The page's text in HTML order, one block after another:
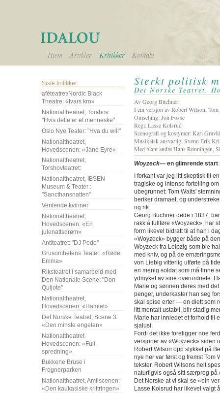
Hjem Artikler Kritikker Kontakt
Siste kritikker:
aféteatret/Nordic Black
Theatre: «Ivars kro»
Nationaltheatret, Torshov:
"Hvis dette er et menneske"
Oslo Nye Teater: "Hva du will"
Nationaltheatret,
Hovedscenen: «Jane Eyre»
Nationaltheatret,
Torshovteatret:
Nationaltheatret, IBSEN
Museum & Teater :
"Sancthansnatten"
Ventende kvinner
Nationaltheatret,
Hovedscenen: «En
julenattsdrøm»
Antiteatret: "DJ Pedo"
Grusomhetens Teater: «Røde
Emma»
Riksteatret i samarbeid med
Den Nationale Scene: "Don
Quijote"
Nationaltheatret,
Hovedscenen: «Hamlet»
Det Norske Teatret, Scene 3:
«Den minste engelen»
Nationaltheatret
Hovedscenen: «Full
spredning»
Bukkene Bruse i
Frognerparken
Nationaltheatret, Amfiscenen:
«Den kaukasiske krittringen»
Sterkt politisk
Det Norske Teatret,
Av Georg Büchner
I ein versjon av Robert Wilson,
Omsetjing: Jon Fosse
Regi: Lasse Kolsrud
Scenografi og kostymer: Kari
Musikalsk ansvarlig: Svenn Erik
Med blant andre Hans Rønningen,
Woyzeck― en glimrende start
I forkant var jeg litt skeptisk til
tragiske og intense fortelling
ubegrunnet: Tom Waits'
beriker dramaet, og
og rik.
Georg Büchner døde i 1837,
rakk å fullføre «Woyzeck», har
form likevel bidratt til at han i
«Woyzeck» bygger både på
Woyzeck fra Leipzig som ble
med kniv, og på de
von Liebig vitterlig utførte på
en menig soldat som må finne
ydmyket av sine overordnete.
Marie og sønnen deres med
penger, underkaster han seg
skal spise erter ― en diett som
litt mentalt ustabil, blir stadig
Marie har innledet et forhold til
sjalusi.
Fordi det ikke foreligger noe
versjoner av «Woyzeck» siden
Robert Wilson opp stykket på
nye her var først og fremst Tom
tekster. Robert Wilsons helt
naturligvis også sitt særpreg på
Det Norske at vi skal se «ein
Lasse Kolsrud har likevel valgt